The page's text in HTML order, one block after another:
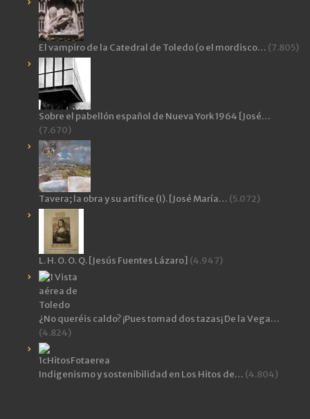
El vampiro de la Catedral de Toledo (o el mordisco… (7.805)
Sobre el pabellón español de Nueva York 1964 [José…
(7.670)
Tavera; la obra y su artífice (I). [José María… (5.072)
L. H. O. O. Q. [Jesús Fuentes Lázaro] (4.947)
¿No queréis caldo? ¡Pues tomad dos tazas¡ De la Vega…
(4.824)
Indigenismo y sostenibilidad en Los Hitos de… (4.804)